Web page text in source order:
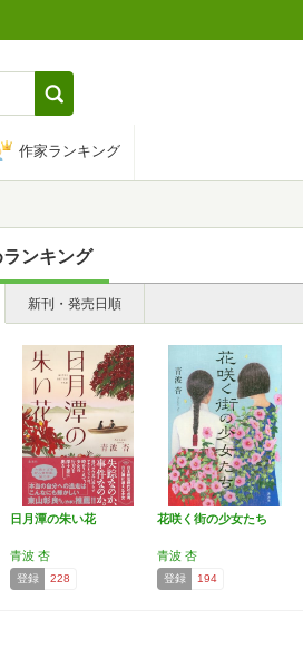
作家ランキング
ンキング
新刊・発売日順
日月潭の朱い花
青波 杏
登録 228
花咲く街の少女たち
青波 杏
登録 194